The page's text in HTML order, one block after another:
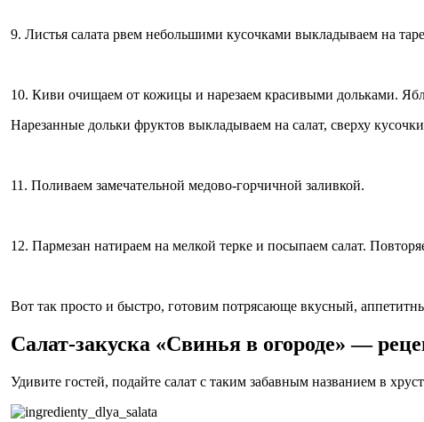
9. Листья салата рвем небольшими кусочками выкладываем на
10. Киви очищаем от кожицы и нарезаем красивыми дольками.
Нарезанные дольки фруктов выкладываем на салат, сверху
11. Поливаем замечательной медово-горчичной заливкой.
12. Пармезан натираем на мелкой терке и посыпаем салат.
Вот так просто и быстро, готовим потрясающе вкусный,
Салат-закуска «Свинья в огороде» —
Удивите гостей, подайте салат с таким забавным названием в